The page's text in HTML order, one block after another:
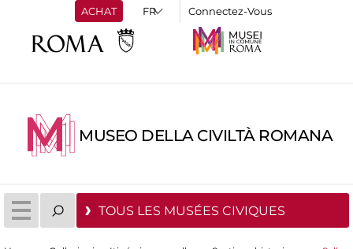
ACHAT Connectez-Vous
MUSEO DELLA CIVILTÀ ROMANA
TOUS LES MUSÉES CIVIQUES